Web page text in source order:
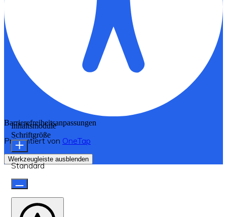
Barrierefreiheitsanpassungen
Präsentiert von OneTap
Werkzeugleiste ausblenden
Inhaltsmodule
Schriftgröße
Standard